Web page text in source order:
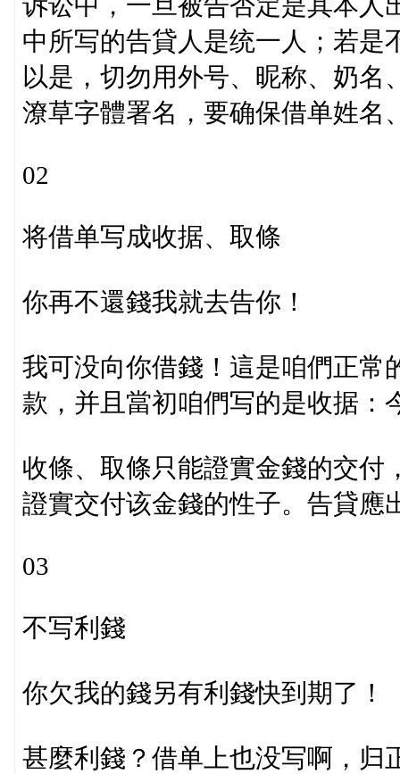
中所写的告貸人是统一人；若是
以是，切勿用外号、昵称、奶
潦草字體署名，要确保借单姓名
02
将借单写成收据、取條
你再不還錢我就去告你！
我可没向你借錢！這是咱們正常
款，并且當初咱們写的是收据
收條、取條只能證實金錢的交付
證實交付该金錢的性子。告貸應
03
不写利錢
你欠我的錢另有利錢快到期了！
甚麼利錢？借单上也没写啊，归